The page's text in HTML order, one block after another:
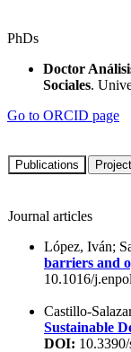
PhDs
Doctor
Sociales.
Go to ORCID page
Journal articles
López, Iván;
barriers and
10.1016/
Castillo-
Sustainable
DOI: